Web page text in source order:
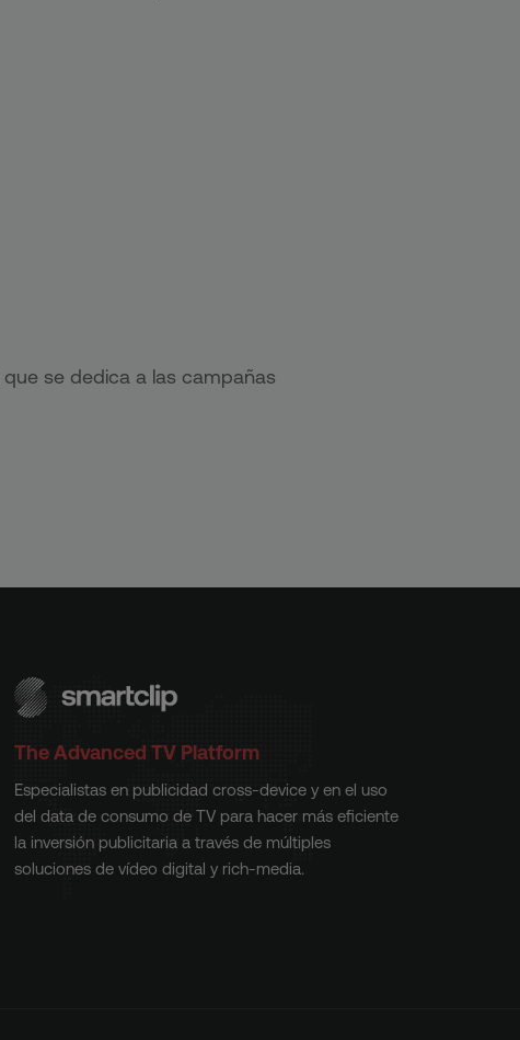
que se dedica a las campañas
The Advanced TV Platform
Especialistas en publicidad cross-device y en el uso
del data de consumo de TV para hacer más eficiente
la inversión publicitaria a través de múltiples
soluciones de vídeo digital y rich-media.